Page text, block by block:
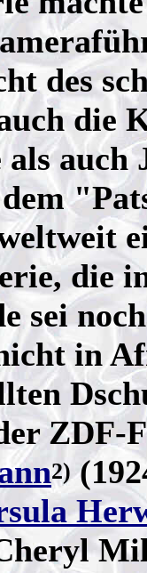
des
die
als
die
sei
in
ZDF-
2)